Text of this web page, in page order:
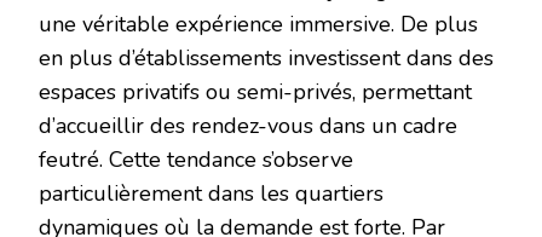
une véritable expérience immersive. De plus
en plus d’établissements investissent dans des
espaces privatifs ou semi-privés, permettant
d’accueillir des rendez-vous dans un cadre
feutré. Cette tendance s’observe
particulièrement dans les quartiers
dynamiques où la demande est forte. Par